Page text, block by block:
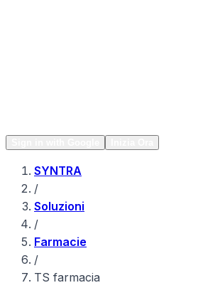
SYNTRA
/
Soluzioni
/
Farmacie
/
TS farmacia